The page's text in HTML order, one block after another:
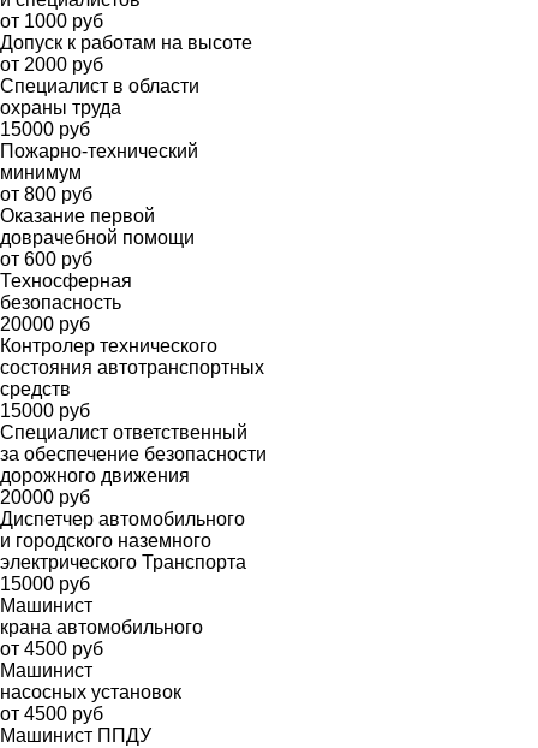
от 1000 руб
Допуск к работам на высоте
от 2000 руб
Специалист в области
охраны труда
15000 руб
Пожарно-технический
минимум
от 800 руб
Оказание первой
доврачебной помощи
от 600 руб
Техносферная
безопасность
20000 руб
Контролер технического
состояния автотранспортных
средств
15000 руб
Специалист ответственный
за обеспечение безопасности
дорожного движения
20000 руб
Диспетчер автомобильного
и городского наземного
электрического Транспорта
15000 руб
Машинист
крана автомобильного
от 4500 руб
Машинист
насосных установок
от 4500 руб
Машинист ППДУ